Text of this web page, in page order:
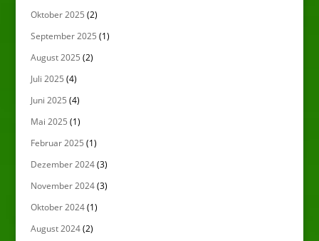
Oktober 2025 (2)
September 2025 (1)
August 2025 (2)
Juli 2025 (4)
Juni 2025 (4)
Mai 2025 (1)
Februar 2025 (1)
Dezember 2024(3)
November 2024(3)
Oktober 2024(1)
August 2024(2)